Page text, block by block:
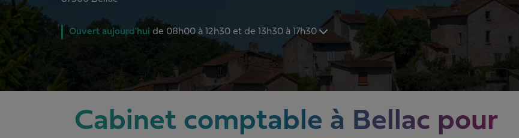
Ouvert aujourd'hui de 08h00 à 12h30 et de 13h30 à 17h30
Cabinet comptable à Bellac pour